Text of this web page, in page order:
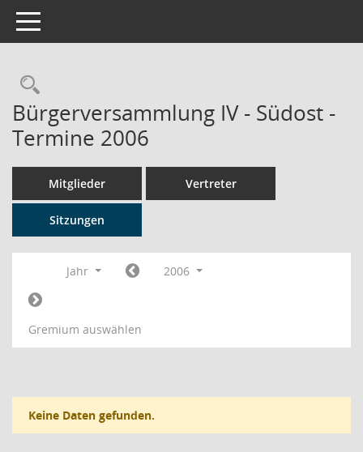
Toggle navigation
Rechercheauswahl
Bürgerversammlung IV - Südost -
Termine 2006
Mitglieder Vertreter
Sitzungen
Jahr 2006
Gremium auswählen
Keine Daten gefunden.